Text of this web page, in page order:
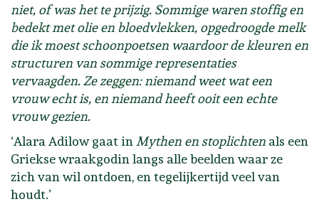
niet, of was het te prijzig. Sommige waren stoffig en
bedekt met olie en bloedvlekken, opgedroogde melk
die ik moest schoonpoetsen waardoor de kleuren en
structuren van sommige representaties
vervaagden. Ze zeggen: niemand weet wat een
vrouw echt is, en niemand heeft ooit een echte
vrouw gezien.
‘Alara Adilow gaat in Mythen en stoplichten als een
Griekse wraakgodin langs alle beelden waar ze
zich van wil ontdoen, en tegelijkertijd veel van
houdt.’